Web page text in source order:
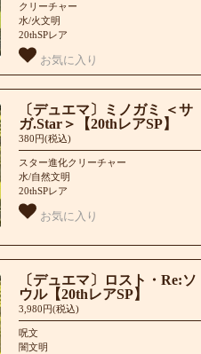
クリーチャー
水/火文明
20thSPレア
お気に入り
〔デュエマ〕ミノガミ ＜サ
ガ.Star＞【20thレアSP】
380円(税込)
スター進化クリーチャー
水/自然文明
20thSPレア
お気に入り
〔デュエマ〕ロスト・Re:ソ
ウル【20thレアSP】
3,980円(税込)
呪文
闇文明